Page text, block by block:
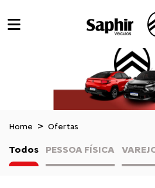
Home Ofertas
Todos PESSOA FÍSICA